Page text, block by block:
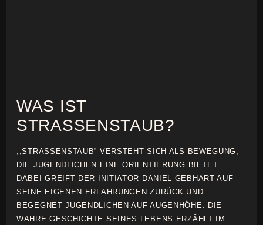
WAS IST
STRASSENSTAUB?
,,STRASSENSTAUB” VERSTEHT SICH ALS BEWEGUNG,
DIE JUGENDLICHEN EINE ORIENTIERUNG BIETET.
DABEI GREIFT DER INITIATOR DANIEL GEBHART AUF
SEINE EIGENEN ERFAHRUNGEN ZURÜCK UND
BEGEGNET JUGENDLICHEN AUF AUGENHÖHE. DIE
WAHRE GESCHICHTE SEINES LEBENS ERZÄHLT IM